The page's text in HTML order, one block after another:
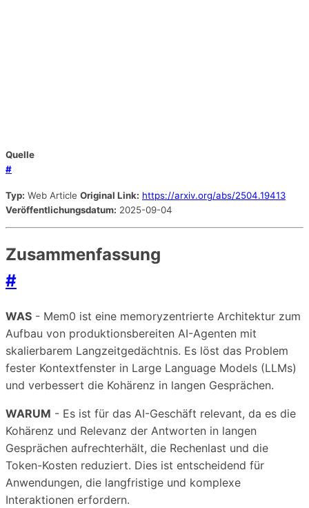
Quelle
#
Typ: Web Article Original Link: https://arxiv.org/abs/2504.19413
Veröffentlichungsdatum: 2025-09-04
Zusammenfassung
#
WAS - Mem0 ist eine memoryzentrierte Architektur zum
Aufbau von produktionsbereiten AI-Agenten mit
skalierbarem Langzeitgedächtnis. Es löst das Problem
fester Kontextfenster in Large Language Models (LLMs)
und verbessert die Kohärenz in langen Gesprächen.
WARUM - Es ist für das AI-Geschäft relevant, da es die
Kohärenz und Relevanz der Antworten in langen
Gesprächen aufrechterhält, die Rechenlast und die
Token-Kosten reduziert. Dies ist entscheidend für
Anwendungen, die langfristige und komplexe
Interaktionen erfordern.